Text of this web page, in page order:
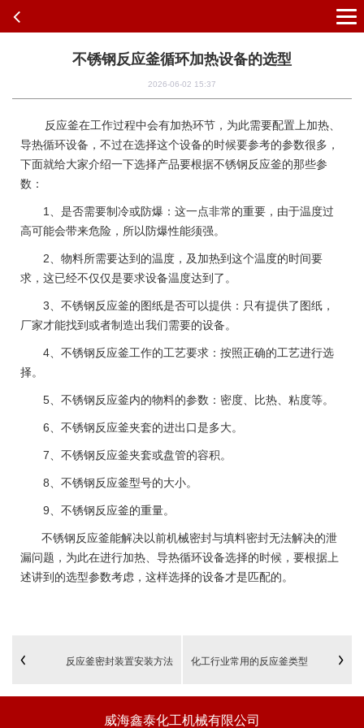
不锈钢反应釜循环加热设备的选型
2026-06-02 15:37
反应釜在工作过程中会有加热环节，为此需要配置上加热、
导热循环设备，不过在选择这个设备的时候要参考的参数很多，
下面就给大家介绍一下选择产品要根据不锈钢反应釜的那些参
数：
1、是否需要制冷或防爆：这一点非常的重要，由于温度过
高可能会带来危险，所以防爆性能须强。
2、物料所需要达到的温度，及加热到这个温度的时间要
求，这已经不仅仅是要求设备温度达到了。
3、不锈钢反应釜的图纸是否可以提供：只有提供了图纸，
厂家才能找到或者制造出我们需要的设备。
4、不锈钢反应釜工作的工艺要求：按照正确的工艺进行选
择。
5、不锈钢反应釜内的物料的参数：密度、比热、粘度等。
6、不锈钢反应釜夹套的进出口是多大。
7、不锈钢反应釜夹套或盘管的容积。
8、不锈钢反应釜型号的大小。
9、不锈钢反应釜的重量。
不锈钢反应釜能解决以前机械密封与填料密封无法解决的泄
漏问题，为此在进行加热、导热循环设备选择的时候，要根据上
述讲到的选型参数考虑，这样选择的设备才是匹配的。
反应釜密封装置安装方法 化工行业常用的反应釜类型
威海鑫泰化工机械有限公司